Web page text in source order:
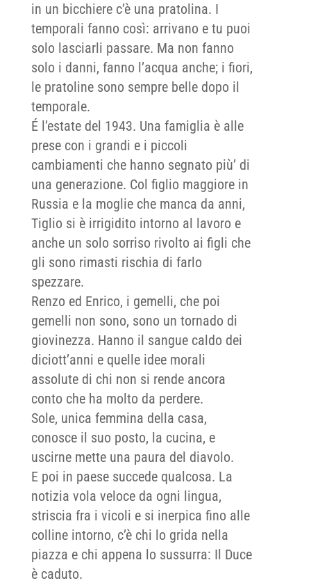
in un bicchiere c’è una pratolina. I
temporali fanno così: arrivano e tu puoi
solo lasciarli passare. Ma non fanno
solo i danni, fanno l’acqua anche; i fiori,
le pratoline sono sempre belle dopo il
temporale.
É l’estate del 1943. Una famiglia è alle
prese con i grandi e i piccoli
cambiamenti che hanno segnato più’ di
una generazione. Col figlio maggiore in
Russia e la moglie che manca da anni,
Tiglio si è irrigidito intorno al lavoro e
anche un solo sorriso rivolto ai figli che
gli sono rimasti rischia di farlo
spezzare.
Renzo ed Enrico, i gemelli, che poi
gemelli non sono, sono un tornado di
giovinezza. Hanno il sangue caldo dei
diciott’anni e quelle idee morali
assolute di chi non si rende ancora
conto che ha molto da perdere.
Sole, unica femmina della casa,
conosce il suo posto, la cucina, e
uscirne mette una paura del diavolo.
E poi in paese succede qualcosa. La
notizia vola veloce da ogni lingua,
striscia fra i vicoli e si inerpica fino alle
colline intorno, c’è chi lo grida nella
piazza e chi appena lo sussurra: Il Duce
è caduto.